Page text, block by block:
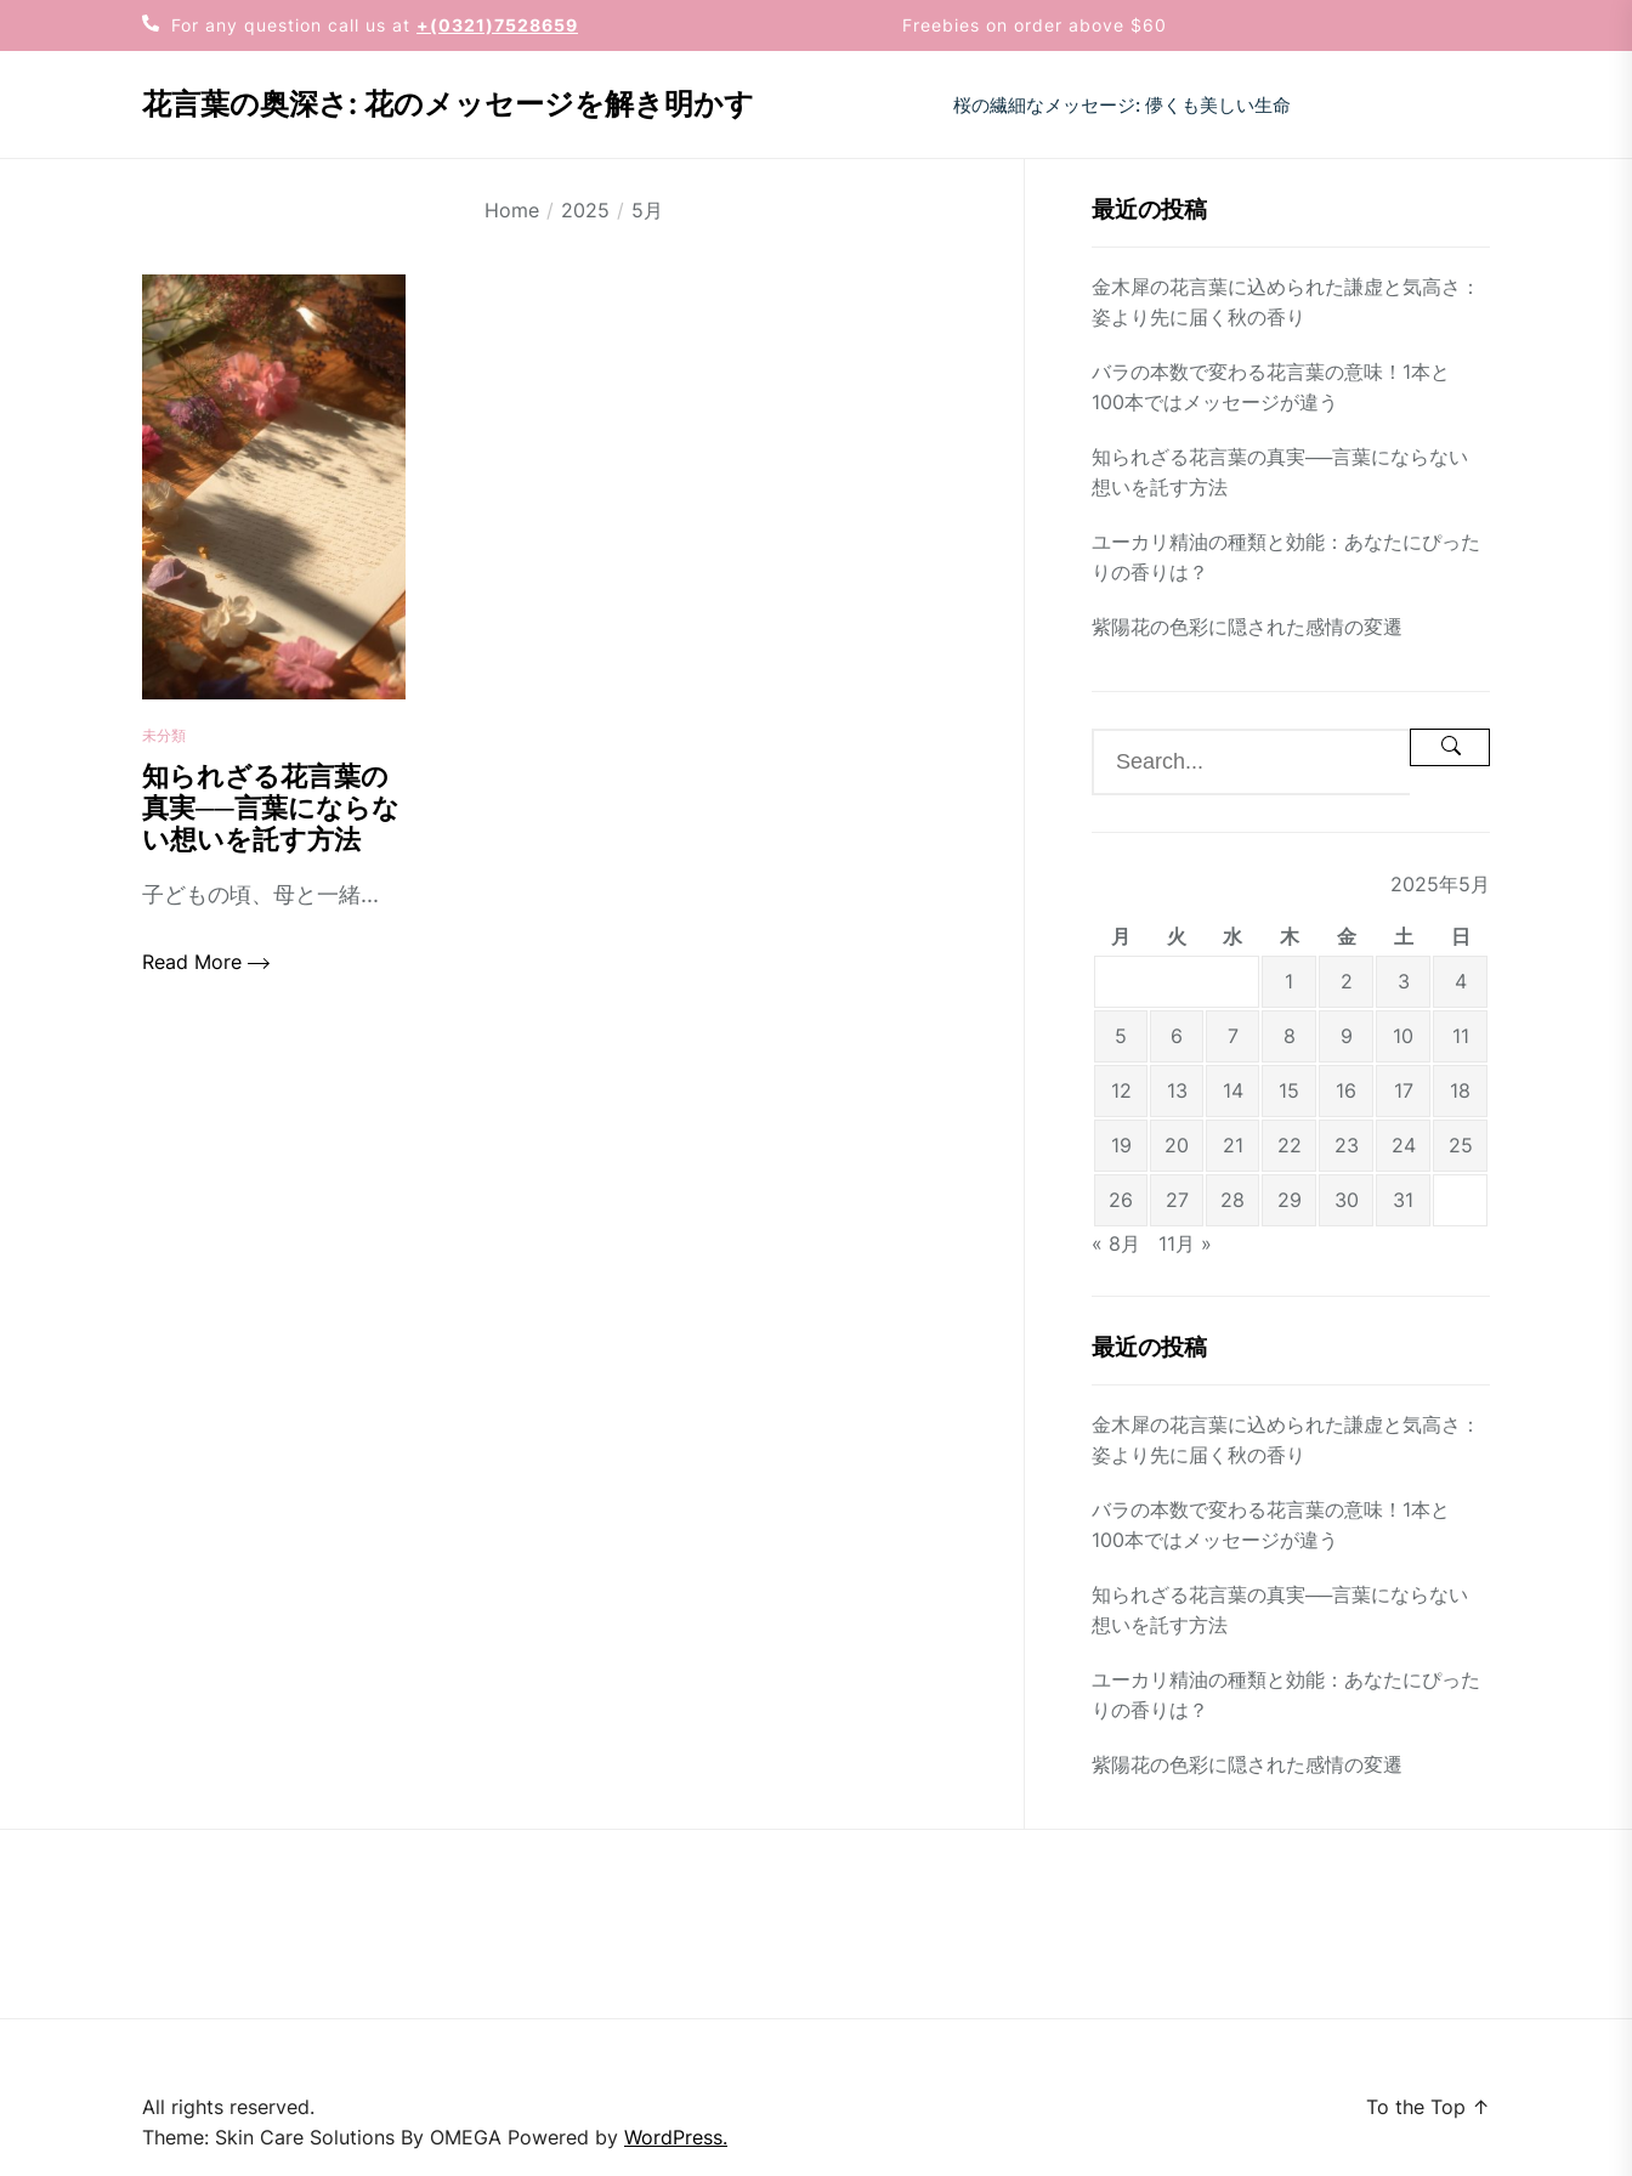
For any question call us at +(0321)7528659 Freebies on order above $60
花言葉の奥深さ: 花のメッセージを解き明かす 桜の繊細なメッセージ: 儚くも美しい生命
Home 2025 5月
未分類
知られざる花言葉の
真実──言葉にならな
い想いを託す方法
子どもの頃、母と一緒...
Read More
最近の投稿
金木犀の花言葉に込められた謙虚と気高さ：
姿より先に届く秋の香り
バラの本数で変わる花言葉の意味！1本と
100本ではメッセージが違う
知られざる花言葉の真実──言葉にならない
想いを託す方法
ユーカリ精油の種類と効能：あなたにぴった
りの香りは？
紫陽花の色彩に隠された感情の変遷
2025年5月
月 火 水 木 金 土
日
1
2 3 4
5 6 7 8 9 10 11
12 13 14 15 16 17 18
19 20 21 22 23 24 25
26 27 28 29 30
31
« 8月
11月 »
最近の投稿
金木犀の花言葉に込められた謙虚と気高さ：
姿より先に届く秋の香り
バラの本数で変わる花言葉の意味！1本と
100本ではメッセージが違う
知られざる花言葉の真実──言葉にならない
想いを託す方法
ユーカリ精油の種類と効能：あなたにぴった
りの香りは？
紫陽花の色彩に隠された感情の変遷
All rights reserved.
Theme: Skin Care Solutions By OMEGA Powered by WordPress.
To the Top ↑